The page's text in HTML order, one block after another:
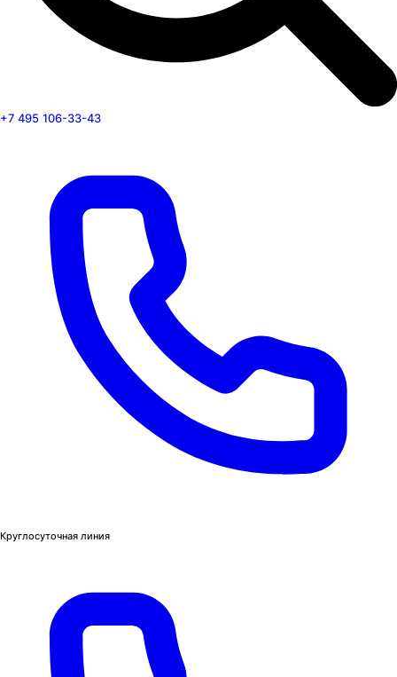
+7 495 106-33-43
Круглосуточная линия